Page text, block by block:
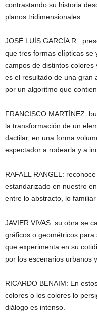
contrastando su historia
planos tridimensionales.
JOSÉ LUÍS GARCÍA R.:
que tres formas elípticas se
campos de distintos
es el resultado de una gran
por un algoritmo que
FRANCISCO MARTÍNEZ:
la transformación de un
dactilar, en una forma
espectador a rodearla y a
RAFAEL RANGEL:
estandarizado en nuestro
entre lo abstracto, lo
JAVIER VIVAS: su obra se
gráficos o geométricos
que experimenta en su
por los escenarios urbanos
RICARDO BENAIM: En
colores o los colores lo
diálogo es intenso.